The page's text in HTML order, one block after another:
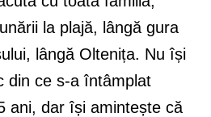
la plajă, lângă gura
lângă Oltenița. Nu își
din ce s-a întâmplat
ani, dar își amintește că